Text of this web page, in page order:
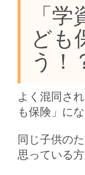
「
ども
う！
よく混同さ
も保険」にな
同じ子供の
思っている